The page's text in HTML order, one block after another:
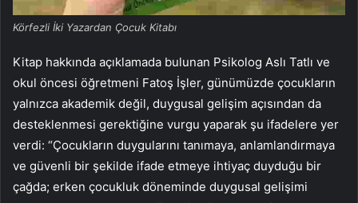
Körfezli İki Yazardan Çocuk Kitabı
Kitap hakkında açıklamada bulunan Psikolog Aslı Tatlı ve
okul öncesi öğretmeni Fatoş İşler, günümüzde çocukların
yalnızca akademik değil, duygusal gelişim açısından da
desteklenmesi gerektiğine vurgu yaparak şu ifadelere yer
verdi: “Çocukların duygularını tanımaya, anlamlandırmaya
ve güvenli bir şekilde ifade etmeye ihtiyaç duyduğu bir
çağda; erken çocukluk döneminde duygusal gelişimi